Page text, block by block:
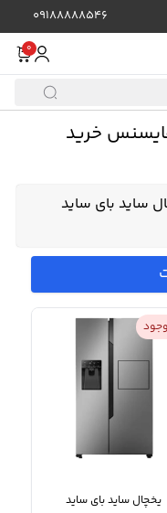
09188888546
0
خرید
ساید بای ساید
یخچال ساید بای ساید